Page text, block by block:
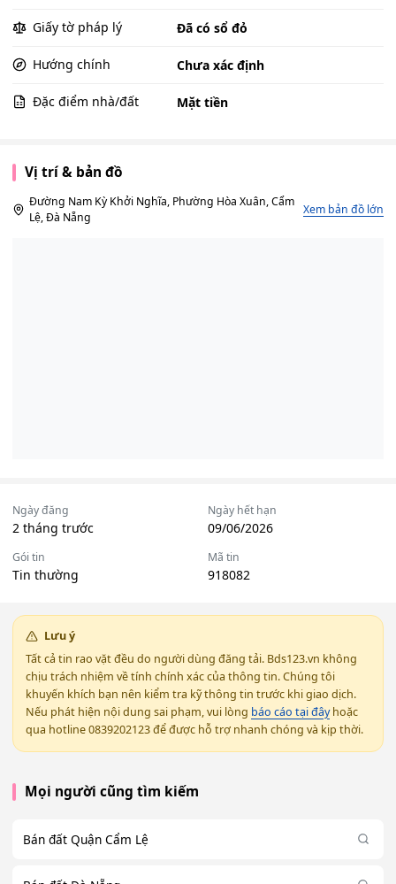
Giấy tờ pháp lý Đã có sổ đỏ
Hướng chính Chưa xác định
Đặc điểm nhà/đất Mặt tiền
Vị trí & bản đồ
Đường Nam Kỳ Khởi Nghĩa, Phường Hòa Xuân, Cẩm
Lệ, Đà Nẵng
Xem bản đồ lớn
Ngày đăng
2 tháng trước
Ngày hết hạn
09/06/2026
Gói tin
Tin thường
Mã tin
918082
Lưu ý
Tất cả tin rao vặt đều do người dùng đăng tải. Bds123.vn không
chịu trách nhiệm về tính chính xác của thông tin. Chúng tôi
khuyến khích bạn nên kiểm tra kỹ thông tin trước khi giao dịch.
Nếu phát hiện nội dung sai phạm, vui lòng báo cáo tại đâyhoặc
qua hotline 0839202123 để được hỗ trợ nhanh chóng và kịp thời.
Mọi người cũng tìm kiếm
Bán đất Quận Cẩm Lệ